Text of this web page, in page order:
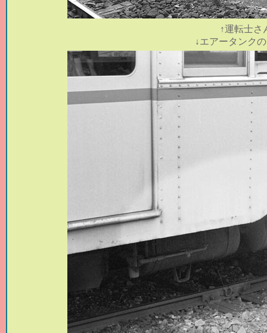
↑運転士さ
↓エアータンク